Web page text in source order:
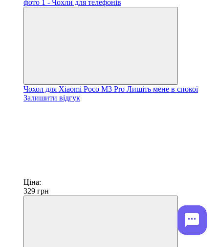
Чохол для Xiaomi Poco M3 Pro Лишіть мене в спокої
Залишити відгук
Ціна:
329 грн